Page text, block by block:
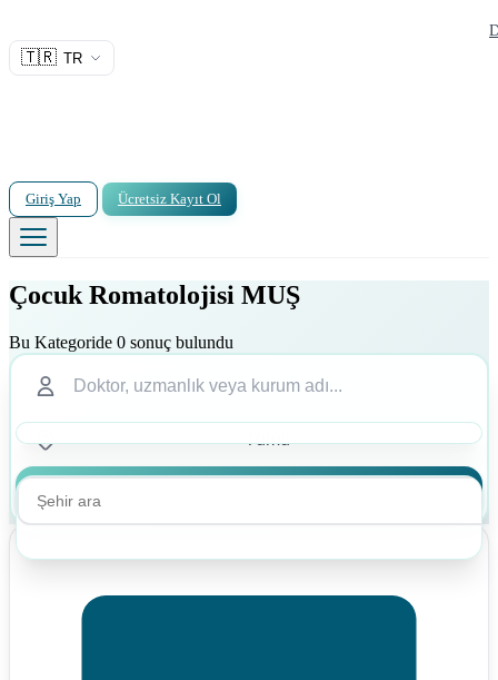
🇹🇷 TR
Giriş Yap Ücretsiz Kayıt Ol
Çocuk Romatolojisi MUŞ
Bu Kategoride 0 sonuç bulundu